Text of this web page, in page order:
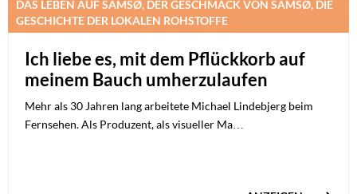
DAS LEBEN AUF SAMSØ, DER GESCHMACK VON SAMSØ, DIE
GESCHICHTE DER LOKALEN ROHSTOFFE
Ich liebe es, mit dem Pflückkorb auf
meinem Bauch umherzulaufen
Mehr als 30 Jahren lang arbeitete Michael Lindebjerg beim
Fernsehen. Als Produzent, als visueller Ma…